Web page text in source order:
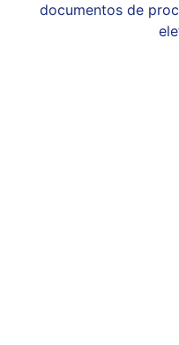
documentos de